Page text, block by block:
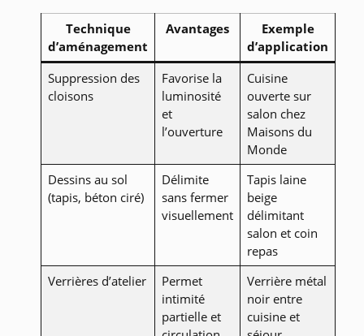
Technique
d’aménagement
Avantages
Exemple
d’application
Suppression des
cloisons
Favorise la
luminosité
et
l’ouverture
Cuisine
ouverte sur
salon chez
Maisons du
Monde
Dessins au sol
(tapis, béton ciré)
Délimite
sans fermer
visuellement
Tapis laine
beige
délimitant
salon et coin
repas
Verrières d’atelier
Permet
intimité
partielle et
Verrière métal
noir entre
cuisine et